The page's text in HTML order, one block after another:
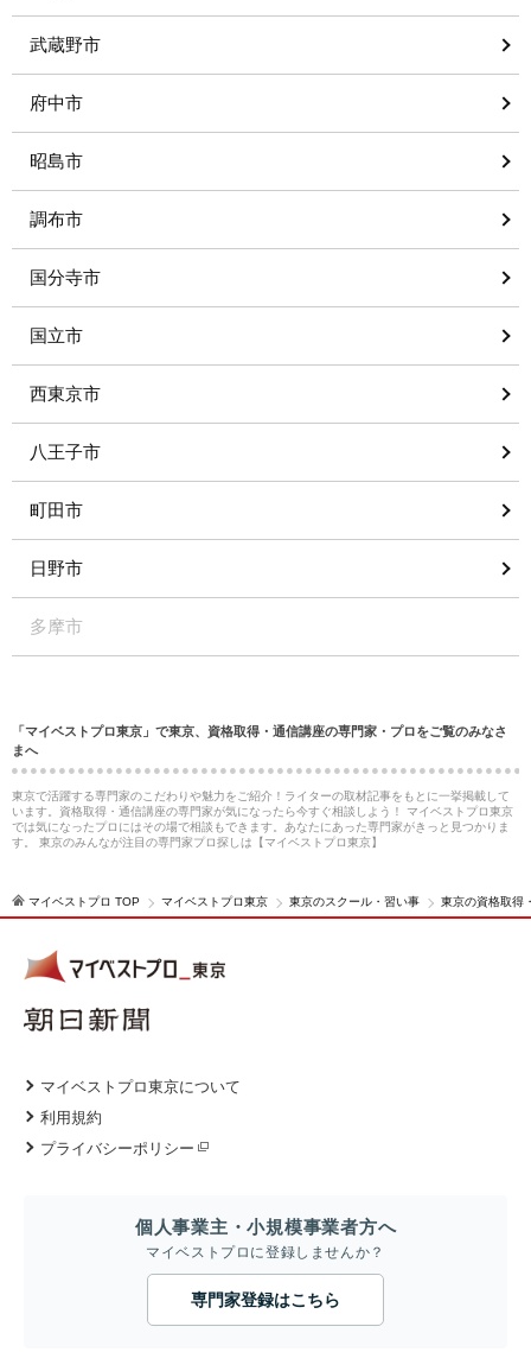
武蔵野市
府中市
昭島市
調布市
国分寺市
国立市
西東京市
八王子市
町田市
日野市
多摩市
「マイベストプロ東京」で東京、資格取得・通信講座の専門家・プロをご覧のみなさ
まへ
東京で活躍する専門家のこだわりや魅力をご紹介！ライターの取材記事をもとに一挙掲載して
います。資格取得・通信講座の専門家が気になったら今すぐ相談しよう！ マイベストプロ東京
では気になったプロにはその場で相談もできます。あなたにあった専門家がきっと見つかりま
す。 東京のみんなが注目の専門家プロ探しは【マイベストプロ東京】
マイベストプロ TOP マイベストプロ東京 東京のスクール・習い事 東京の資格取得
マイベストプロ東京について
利用規約
プライバシーポリシー
個人事業主・小規模事業者方へ
マイベストプロに登録しませんか？
専門家登録はこちら